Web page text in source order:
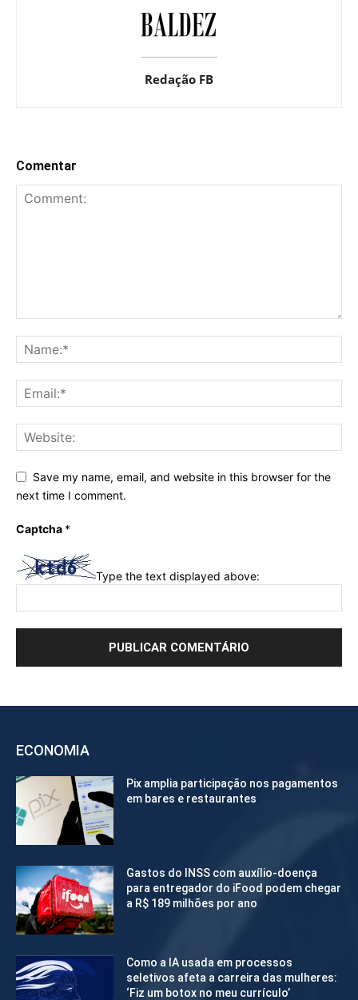
Redação FB
Comentar
Save my name, email, and website in this browser for the
next time I comment.
Captcha *
Type the text displayed above:
ECONOMIA
Pix amplia participação nos pagamentos
em bares e restaurantes
Gastos do INSS com auxílio-doença
para entregador do iFood podem chegar
a R$ 189 milhões por ano
Como a IA usada em processos
seletivos afeta a carreira das mulheres:
‘Fiz um botox no meu currículo’